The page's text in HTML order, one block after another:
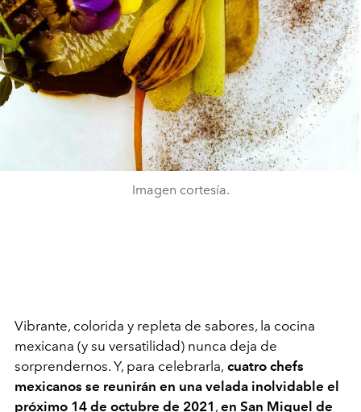
Imagen cortesía.
Vibrante, colorida y repleta de sabores, la cocina
mexicana (y su versatilidad) nunca deja de
sorprendernos. Y, para celebrarla, cuatro chefs
mexicanos se reunirán en una velada inolvidable el
próximo 14 de octubre de 2021 , en San Miguel de